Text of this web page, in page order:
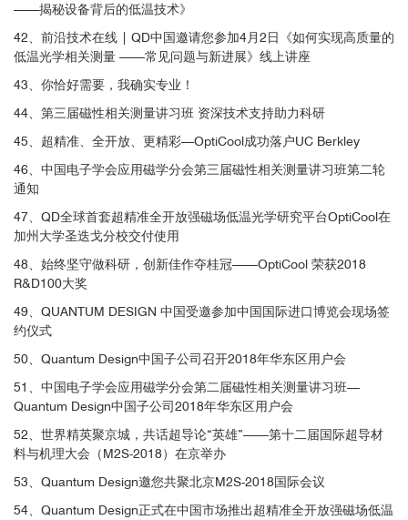
图3. 不同温度、不同磁场下时间分辨MOKE测量观察到的GdTiO
料磁性的演变
——揭秘设备背后的低温技术》
42、前沿技术在线 | QD中国邀请您参加4月2日《如何实现高质量的
低温光学相关测量 ——常见问题与新进展》线上讲座
43、你恰好需要，我确实专业！
44、第三届磁性相关测量讲习班 资深技术支持助力科研
45、超精准、全开放、更精彩—OptiCool成功落户UC Berkley
46、中国电子学会应用磁学分会第三届磁性相关测量讲习班第二轮
通知
47、QD全球首套超精准全开放强磁场低温光学研究平台OptiCool在
加州大学圣迭戈分校交付使用
48、始终坚守做科研，创新佳作夺桂冠——OptiCool 荣获2018
R&D100大奖
49、QUANTUM DESIGN 中国受邀参加中国国际进口博览会现场签
约仪式
50、Quantum Design中国子公司召开2018年华东区用户会
51、中国电子学会应用磁学分会第二届磁性相关测量讲习班—
Quantum Design中国子公司2018年华东区用户会
52、世界精英聚京城，共话超导论“英雄”——第十二届国际超导材
料与机理大会（M2S-2018）在京举办
53、Quantum Design邀您共聚北京M2S-2018国际会议
54、Quantum Design正式在中国市场推出超精准全开放强磁场低温